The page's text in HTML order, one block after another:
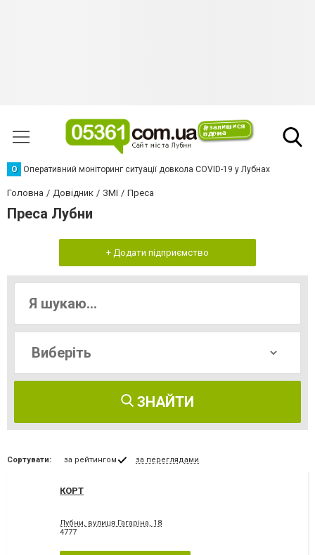
О Оперативний моніторинг ситуації довкола COVID-19 у Лубнах
Головна Довідник ЗМІ Преса
Преса Лубни
+ Додати підприємство
ЗНАЙТИ
Сортувати: за рейтингом за переглядами
КОРТ
Лубни, вулиця Гагаріна, 18
4777